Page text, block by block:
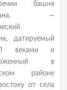
башня
—
датируемый
веками и
в
районе
от села